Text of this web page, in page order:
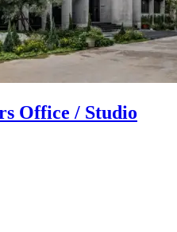
Office / Studio